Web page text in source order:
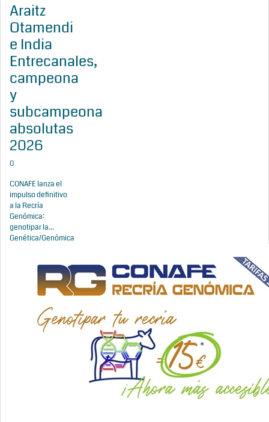
Araitz
Otamendi
e India
Entrecanales,
campeona
y
subcampeona
absolutas
2026
0
CONAFE lanza el
impulso definitivo
a la Recría
Genómica:
genotipar la...
Genética/Genómica